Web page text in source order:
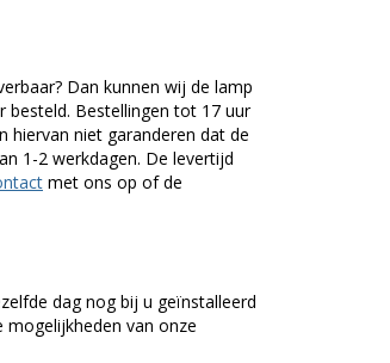
Dan kunnen wij de lamp
besteld. Bestellingen tot 17 uur
hiervan niet garanderen dat de
1-2 werkdagen. De levertijd
met ons op of de
dag nog bij u geïnstalleerd
van onze